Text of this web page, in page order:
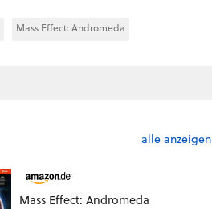
Mass Effect: Andromeda
alle anzeigen
Mass Effect: Andromeda